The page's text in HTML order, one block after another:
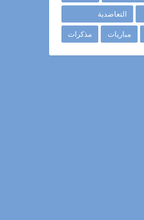
التعاضدية
مباريات مذكرات